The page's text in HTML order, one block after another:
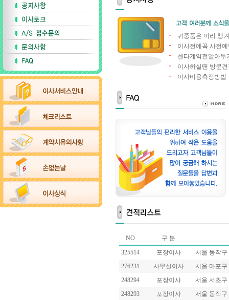
귀중품은 미리 챙
이사전에꼭 사전
센타계약전알아두
이사하실땐 방문
이사비용측정방법
NO
구 분
325514
포장이사
서울 동작구
276231
사무실이사
서울 마포구
248294
포장이사
서울 서초구
248293
포장이사
서울 동작구